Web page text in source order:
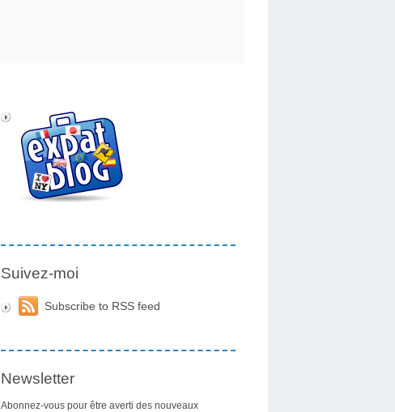
Suivez-moi
Subscribe to RSS feed
Newsletter
Abonnez-vous pour être averti des nouveaux